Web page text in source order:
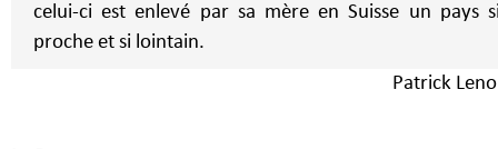
celui-ci est enlevé par sa mère en Suisse un pays
proche et si lointain.
Patrick